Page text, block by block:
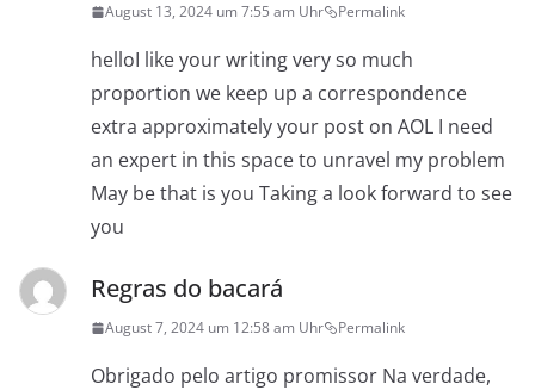
August 13, 2024 um 7:55 am Uhr Permalink
helloI like your writing very so much
proportion we keep up a correspondence
extra approximately your post on AOL I need
an expert in this space to unravel my problem
May be that is you Taking a look forward to see
you
Regras do bacará
August 7, 2024 um 12:58 am Uhr Permalink
Obrigado pelo artigo promissor Na verdade,